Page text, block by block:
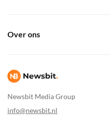
Newsbit Media Group
info@newsbit.nl
Over ons